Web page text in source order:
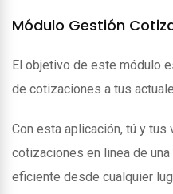
Módulo Gestión
El objetivo de este módulo
de cotizaciones a tus
Con esta aplicación, tú y tus
cotizaciones en linea de
eficiente desde cualquier